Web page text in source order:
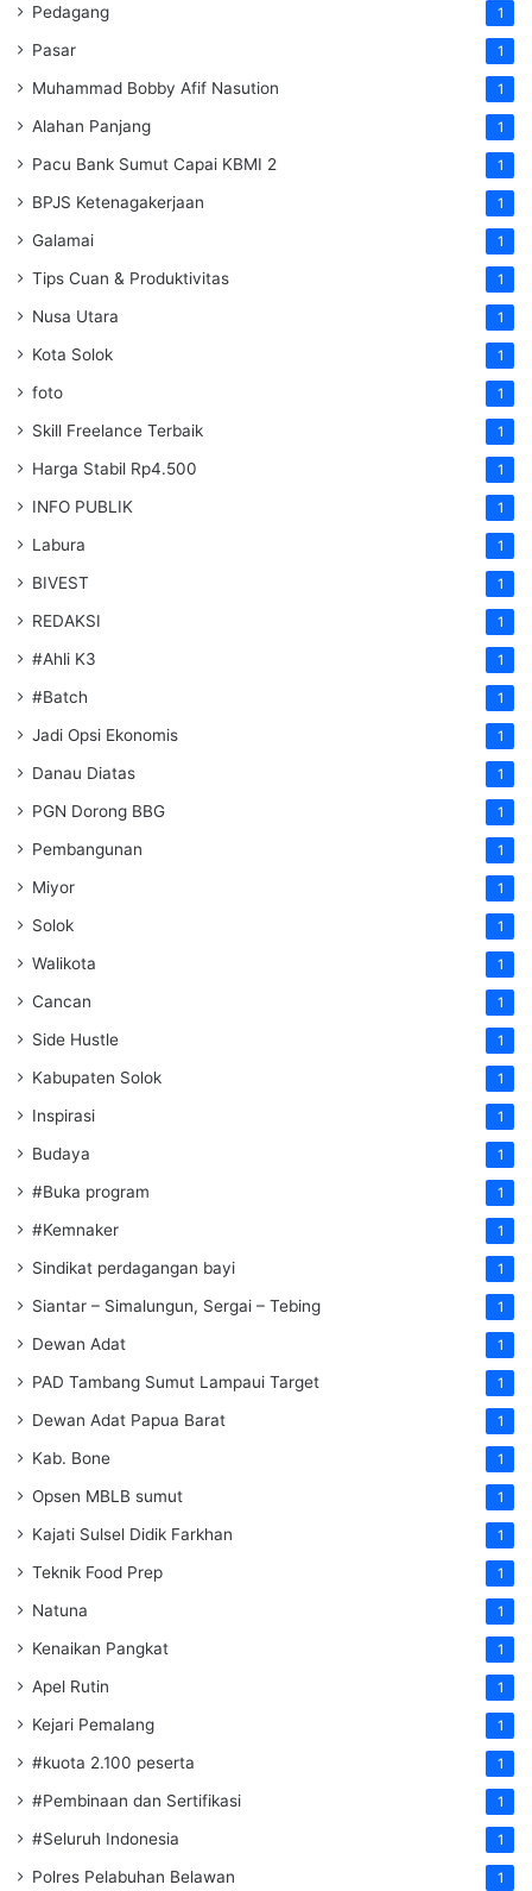
Pedagang 1
Pasar 1
Muhammad Bobby Afif Nasution 1
Alahan Panjang 1
Pacu Bank Sumut Capai KBMI 2 1
BPJS Ketenagakerjaan 1
Galamai 1
Tips Cuan & Produktivitas 1
Nusa Utara 1
Kota Solok 1
foto 1
Skill Freelance Terbaik 1
Harga Stabil Rp4.500 1
INFO PUBLIK 1
Labura 1
BIVEST 1
REDAKSI 1
#Ahli K3 1
#Batch 1
Jadi Opsi Ekonomis 1
Danau Diatas 1
PGN Dorong BBG 1
Pembangunan 1
Miyor 1
Solok 1
Walikota 1
Cancan 1
Side Hustle 1
Kabupaten Solok 1
Inspirasi 1
Budaya 1
#Buka program 1
#Kemnaker 1
Sindikat perdagangan bayi 1
Siantar – Simalungun, Sergai – Tebing 1
Dewan Adat 1
PAD Tambang Sumut Lampaui Target 1
Dewan Adat Papua Barat 1
Kab. Bone 1
Opsen MBLB sumut 1
Kajati Sulsel Didik Farkhan 1
Teknik Food Prep 1
Natuna 1
Kenaikan Pangkat 1
Apel Rutin 1
Kejari Pemalang 1
#kuota 2.100 peserta 1
#Pembinaan dan Sertifikasi 1
#Seluruh Indonesia 1
Polres Pelabuhan Belawan 1